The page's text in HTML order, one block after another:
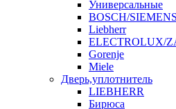
Универсальные
BOSCH/
Liebherr
ELECTROLUX/
Gorenje
Miele
Дверь,уплотнитель
LIEBHERR
Бирюса